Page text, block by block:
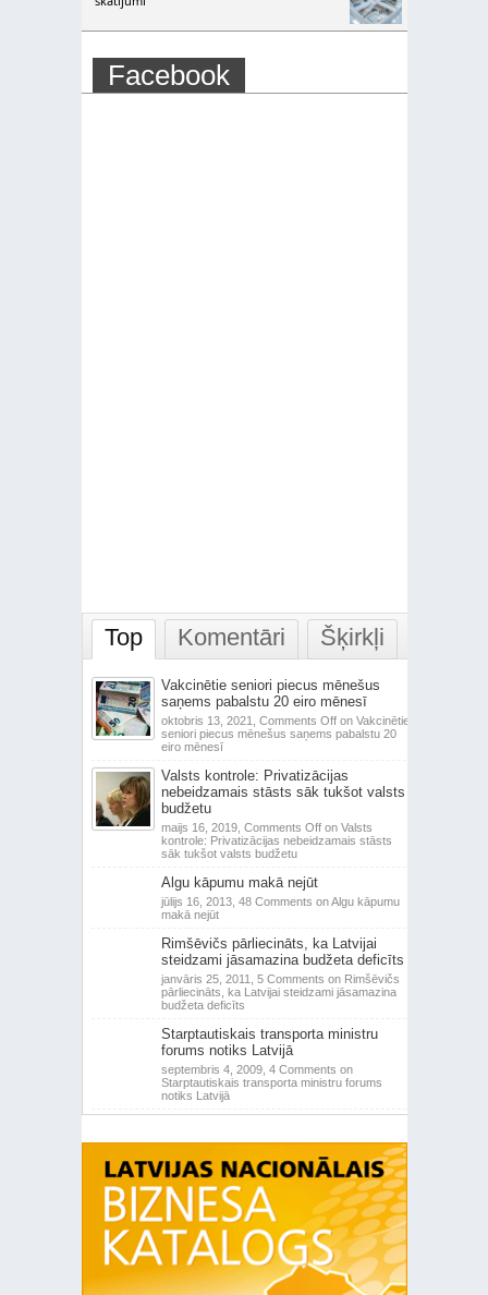
Facebook
Top Komentāri Šķirkļi
Vakcinētie seniori piecus mēnešus
saņems pabalstu 20 eiro mēnesī
oktobris 13, 2021, Comments Offon Vakcinētie
seniori piecus mēnešus saņems pabalstu 20
eiro mēnesī
Valsts kontrole: Privatizācijas
nebeidzamais stāsts sāk tukšot valsts
budžetu
maijs 16, 2019, Comments Offon Valsts
kontrole: Privatizācijas nebeidzamais stāsts
sāk tukšot valsts budžetu
Algu kāpumu makā nejūt
jūlijs 16, 2013, 48 Comments on Algu kāpumu
makā nejūt
Rimšēvičs pārliecināts, ka Latvijai
steidzami jāsamazina budžeta deficīts
janvāris 25, 2011, 5 Comments on Rimšēvičs
pārliecināts, ka Latvijai steidzami jāsamazina
budžeta deficīts
Starptautiskais transporta ministru
forums notiks Latvijā
septembris 4, 2009, 4 Comments on
Starptautiskais transporta ministru forums
notiks Latvijā